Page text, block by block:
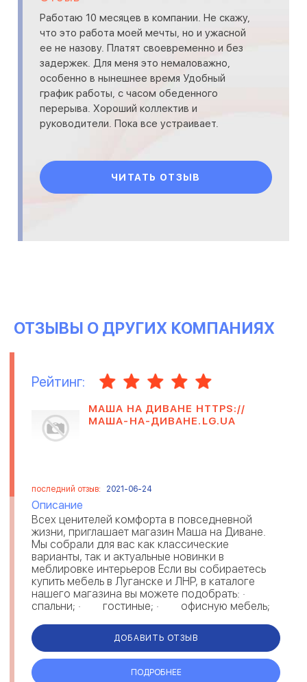
Работаю 10 месяцев в компании. Не скажу,
что это работа моей мечты, но и ужасной
ее не назову. Платят своевременно и без
задержек. Для меня это немаловажно,
особенно в нынешнее время Удобный
график работы, с часом обеденного
перерыва. Хороший коллектив и
руководители. Пока все устраивает.
ЧИТАТЬ ОТЗЫВ
ОТЗЫВЫ О ДРУГИХ КОМПАНИЯХ
Рейтинг:
МАША НА ДИВАНЕ HTTPS://
МАША-НА-ДИВАНЕ.LG.UA
последний отзыв: 2021-06-24
Описание
Всех ценителей комфорта в повседневной
жизни, приглашает магазин Маша на Диване.
Мы собрали для вас как классические
варианты, так и актуальные новинки в
меблировке интерьеров Если вы собираетесь
купить мебель в Луганске и ЛНР, в каталоге
нашего магазина вы можете подобрать: ·
спальни; · гостиные; · офисную мебель;
ДОБАВИТЬ ОТЗЫВ
ПОДРОБНЕЕ